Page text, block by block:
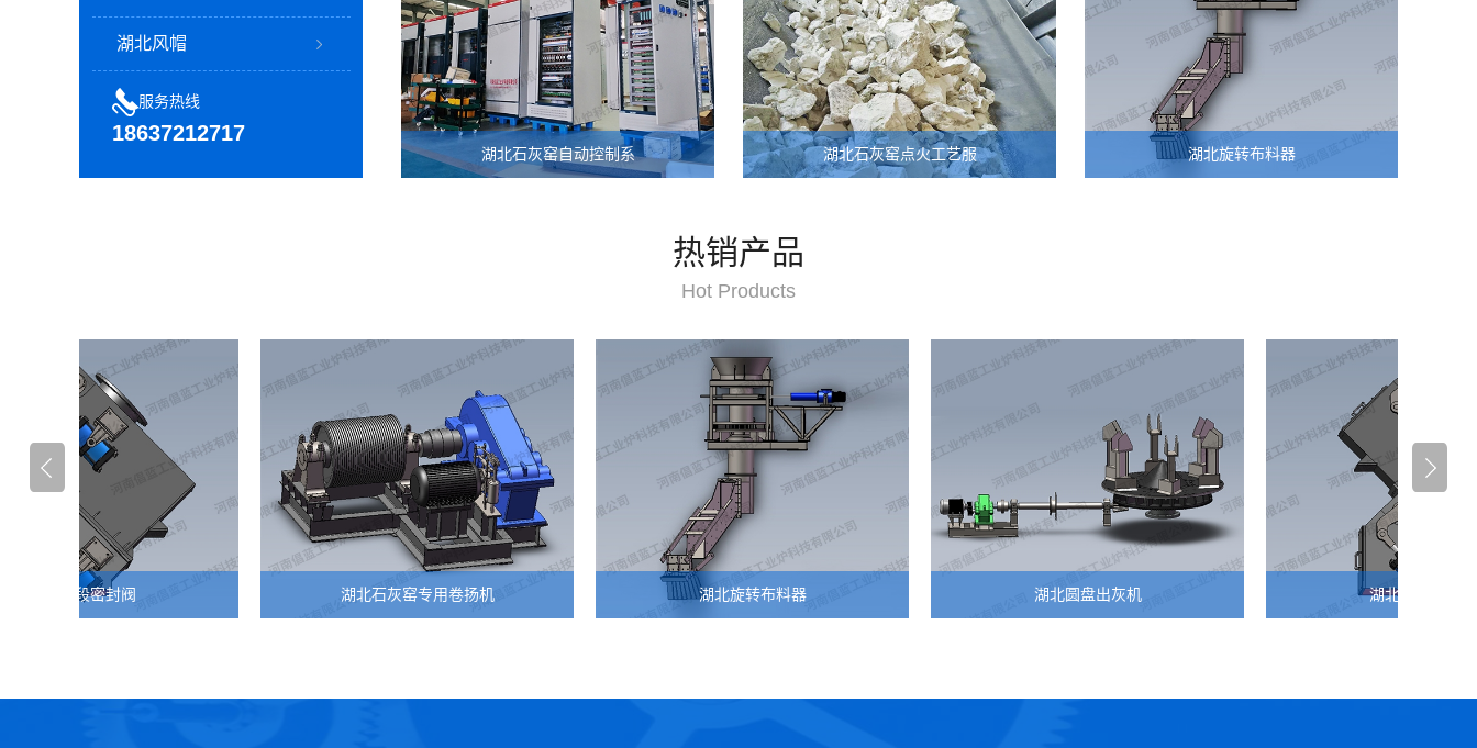
湖北风帽
服务热线
18637212717
湖北石灰窑自动控制系 湖北石灰窑点火工艺服 湖北旋转布料器
热销产品
Hot Products
湖北石灰窑专用卷扬机 湖北旋转布料器 湖北圆盘出灰机 湖北两段密封阀